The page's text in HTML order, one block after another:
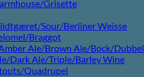
Grisette
Sour/Berliner Weisse
Braggot
Ale/Brown Ale/Bock/Dubbel
Dark Ale/Triple/Barley Wine
Quadrupel